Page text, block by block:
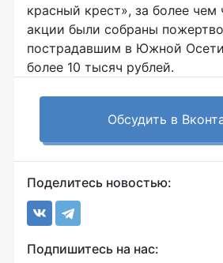
красный крест», за более чем
акции были собраны
пострадавшим в Южной
более 10 тысяч рублей.
Обсудить в
Поделитесь новостью:
Подпишитесь на нас: